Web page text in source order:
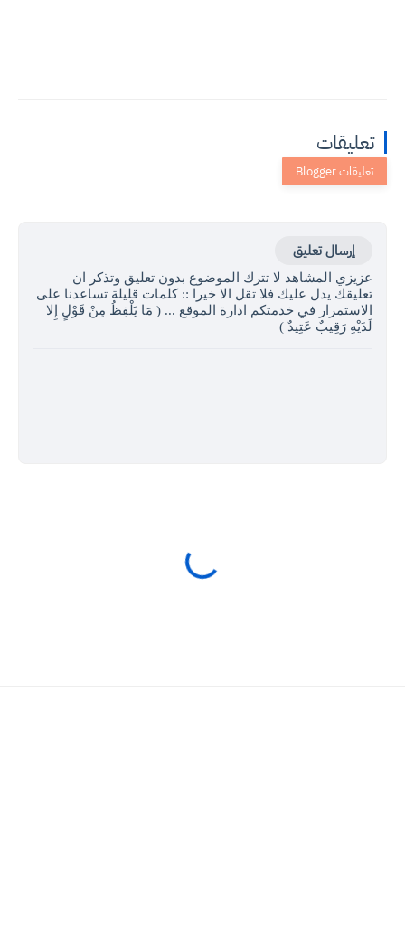
تعليقات
إرسال تعليق
عزيزي المشاهد لا تترك الموضوع بدون تعليق وتذكر ان
تعليقك يدل عليك فلا تقل الا خيرا :: كلمات قليلة تساعدنا على
الاستمرار في خدمتكم ادارة الموقع ... ( مَا يَلْفِظُ مِنْ قَوْلٍ إِلا
لَدَيْهِ رَقِيبٌ عَتِيدٌ )